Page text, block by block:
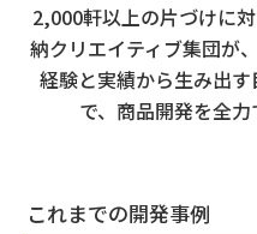
2,000軒以上の片づけに
納クリエイティブ集団が、
経験と実績から生み出
で、 商品開発を全力
これまでの開発事例